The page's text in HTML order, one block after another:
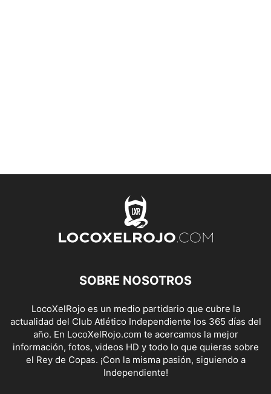
SOBRE NOSOTROS
LocoXelRojo es un medio partidario que cubre la
actualidad del Club Atlético Independiente los 365 días del
año. En LocoXelRojo.com te acercamos la mejor
información, fotos, videos HD y todo lo que quieras sobre
el Rey de Copas. ¡Con la misma pasión, siguiendo a
Independiente!